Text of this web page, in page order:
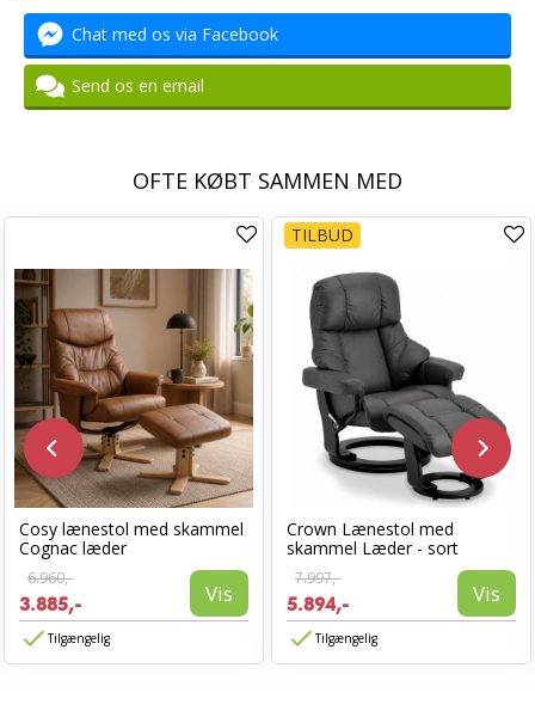
Chat med os via Facebook
Send os en email
OFTE KØBT SAMMEN MED
Cosy lænestol med skammel
Cognac læder
6.960,-
3.885,- Vis
Tilgængelig
TILBUD
Crown Lænestol med
skammel Læder - sort
7.997,-
5.894,- Vis
Tilgængelig